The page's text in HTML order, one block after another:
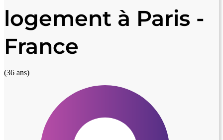
logement à Paris -
France
(36 ans)